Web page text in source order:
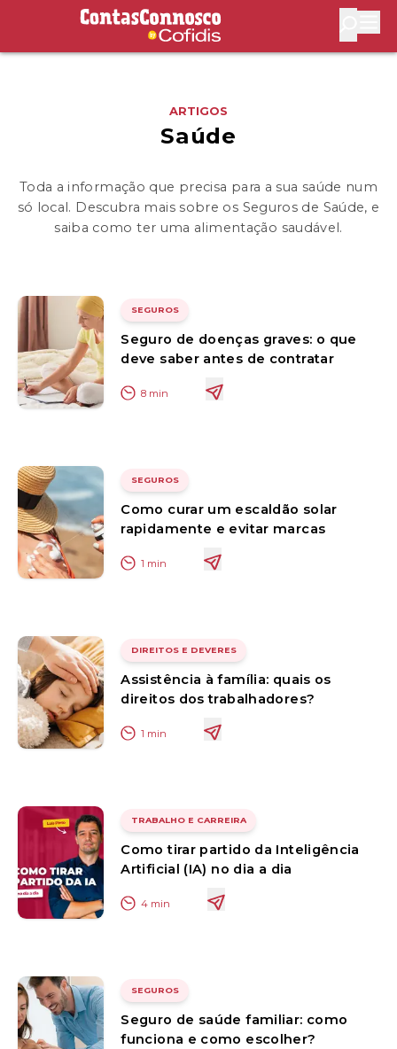
Contas Connosco by Cofidis
ARTIGOS
Saúde
Toda a informação que precisa para a sua saúde num
só local. Descubra mais sobre os Seguros de Saúde, e
saiba como ter uma alimentação saudável.
SEGUROS
Seguro de doenças graves: o que
deve saber antes de contratar
8 min
SEGUROS
Como curar um escaldão solar
rapidamente e evitar marcas
1 min
DIREITOS E DEVERES
Assistência à família: quais os
direitos dos trabalhadores?
1 min
TRABALHO E CARREIRA
Como tirar partido da Inteligência
Artificial (IA) no dia a dia
4 min
SEGUROS
Seguro de saúde familiar: como
funciona e como escolher?